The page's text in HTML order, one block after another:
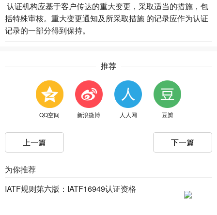
认证机构应基于客户传达的重大变更，采取适当的措施，包
括特殊审核。重大变更通知及所采取措施 的记录应作为认证
记录的一部分得到保持。
推荐
QQ空间 新浪微博 人人网 豆瓣
上一篇 下一篇
为你推荐
IATF规则第六版：IATF16949认证资格